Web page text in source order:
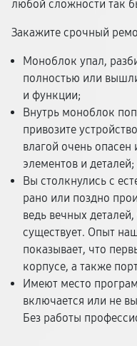
любой сложности так
Закажите срочный
Моноблок упал,
полностью или
и функции;
Внутрь моноблок
привозите
влагой очень
элементов и деталей;
Вы столкнулись с
рано или поздно
ведь вечных
существует. Опыт
показывает, что
корпусе, а также
Имеют место
включается или не
Без работы